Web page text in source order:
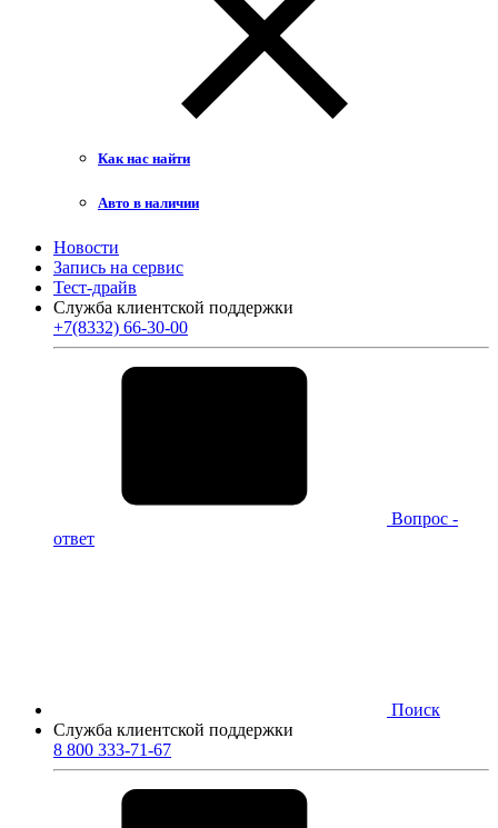
Как нас найти
Авто в наличии
Новости
Запись на сервис
Тест-драйв
Служба клиентской поддержки
+7(8332) 66-30-00
Вопрос -
ответ
Поиск
Служба клиентской поддержки
8 800 333-71-67